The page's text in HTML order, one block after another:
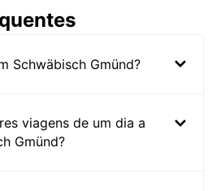
Schwäbisch Gmünd?
viagens de um dia a
Gmünd?